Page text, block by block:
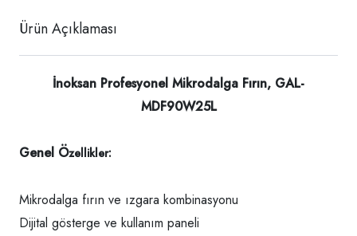
Ürün Açıklaması
İnoksan Profesyonel Mikrodalga Fırın, GAL-
MDF90W25L
Genel Özellikler:
Mikrodalga fırın ve ızgara kombinasyonu
Dijital gösterge ve kullanım paneli